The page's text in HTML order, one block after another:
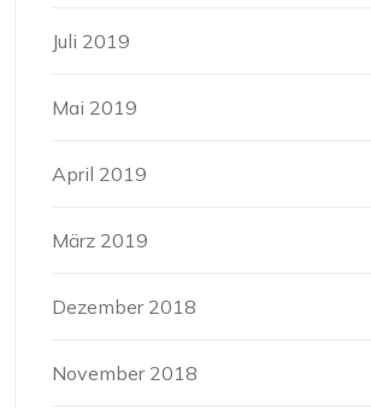
Juli 2019
Mai 2019
April 2019
März 2019
Dezember 2018
November 2018